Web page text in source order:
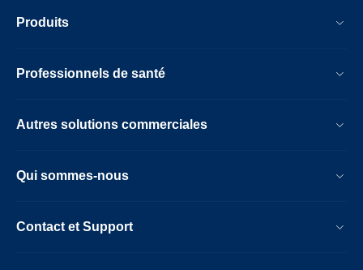
Produits
Professionnels de santé
Autres solutions commerciales
Qui sommes-nous
Contact et Support